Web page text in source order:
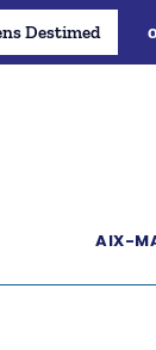
Destimed
AIX-